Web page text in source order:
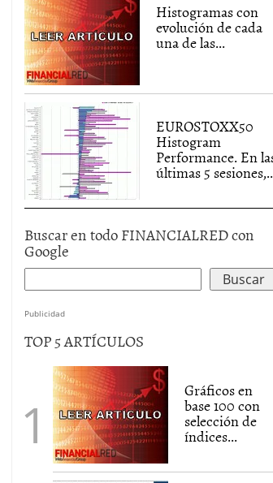
Histogramas con
evolución de cada
una de las...
EUROSTOXX50
Histogram
Performance. En
últimas 5
Buscar en todo FINANCIALRED con
Google
Publicidad
TOP 5 ARTÍCULOS
Gráficos en
base 100 con
selección de
índices...